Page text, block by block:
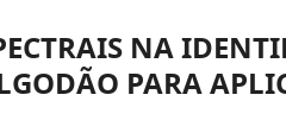
NA
PARA